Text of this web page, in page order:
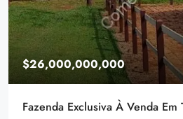
$26,000,000,000
Fazenda Exclusiva À Venda Em